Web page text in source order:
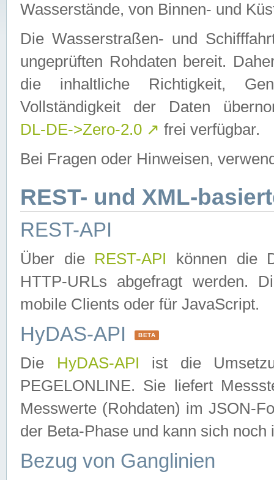
Wasserstände, von Binnen- und
Die Wasserstraßen- und
ungeprüften Rohdaten bereit.
die inhaltliche Richtigkeit,
Vollständigkeit der Daten
DL-DE->Zero-2.0 ↗ frei verfügbar.
Bei Fragen oder Hinweisen,
REST- und XML-
REST-API
Über die REST-API können die
HTTP-URLs abgefragt werden.
mobile Clients oder für JavaScript.
HyDAS-API BETA
Die HyDAS-API ist die
PEGELONLINE. Sie liefert
Messwerte (Rohdaten) im JSON-
der Beta-Phase und kann sich noch
Bezug von Ganglinien